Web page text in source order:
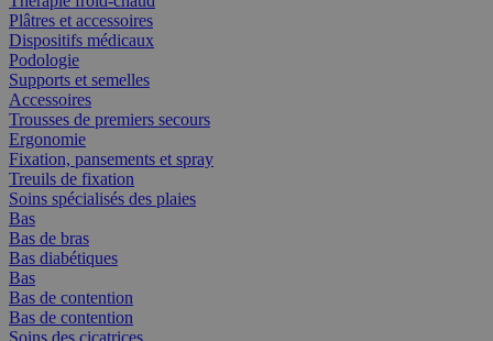
Plâtres et accessoires
Dispositifs médicaux
Podologie
Supports et semelles
Accessoires
Trousses de premiers secours
Ergonomie
Fixation, pansements et spray
Treuils de fixation
Soins spécialisés des plaies
Bas
Bas de bras
Bas diabétiques
Bas
Bas de contention
Bas de contention